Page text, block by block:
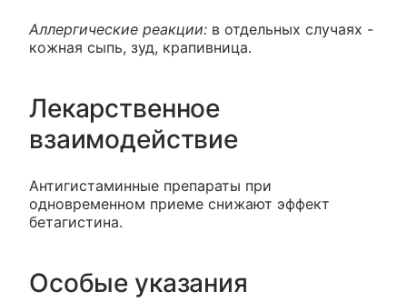
Аллергические реакции: в отдельных случаях -
кожная сыпь, зуд, крапивница.
Лекарственное
взаимодействие
Антигистаминные препараты при
одновременном приеме снижают эффект
бетагистина.
Особые указания